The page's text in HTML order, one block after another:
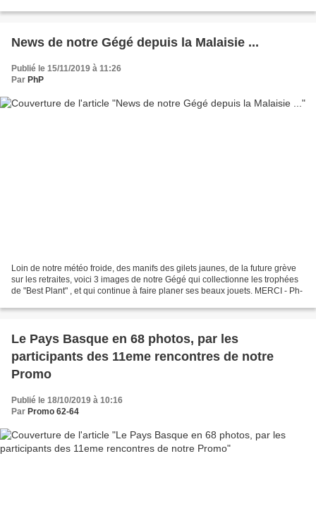
News de notre Gégé depuis la Malaisie ...
Publié le 15/11/2019 à 11:26
Par PhP
Loin de notre météo froide, des manifs des gilets jaunes, de la future grève
sur les retraites, voici 3 images de notre Gégé qui collectionne les trophées
de "Best Plant" , et qui continue à faire planer ses beaux jouets. MERCI - Ph-
Le Pays Basque en 68 photos, par les
participants des 11eme rencontres de notre
Promo
Publié le 18/10/2019 à 10:16
Par Promo 62-64